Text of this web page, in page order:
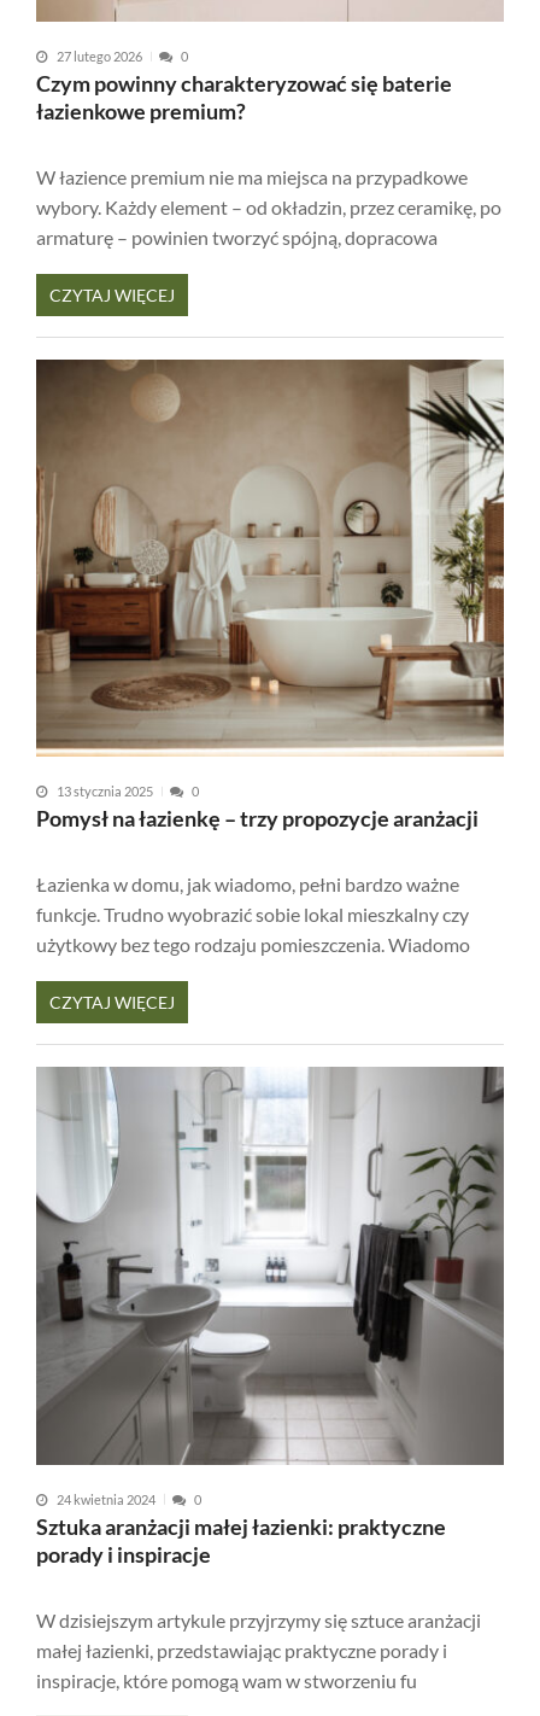
27 lutego 2026 0
Czym powinny charakteryzować się baterie
łazienkowe premium?
W łazience premium nie ma miejsca na przypadkowe
wybory. Każdy element – od okładzin, przez ceramikę, po
armaturę – powinien tworzyć spójną, dopracowa
CZYTAJ WIĘCEJ
13 stycznia 2025 0
Pomysł na łazienkę – trzy propozycje aranżacji
Łazienka w domu, jak wiadomo, pełni bardzo ważne
funkcje. Trudno wyobrazić sobie lokal mieszkalny czy
użytkowy bez tego rodzaju pomieszczenia. Wiadomo
CZYTAJ WIĘCEJ
24 kwietnia 2024 0
Sztuka aranżacji małej łazienki: praktyczne
porady i inspiracje
W dzisiejszym artykule przyjrzymy się sztuce aranżacji
małej łazienki, przedstawiając praktyczne porady i
inspiracje, które pomogą wam w stworzeniu fu